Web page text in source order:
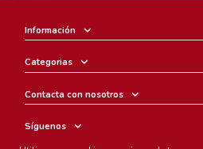
Información
Categorias
Contacta con nosotros
Síguenos